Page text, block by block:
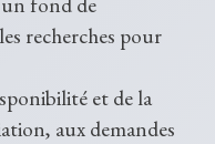
recherches pour
et de la
aux demandes